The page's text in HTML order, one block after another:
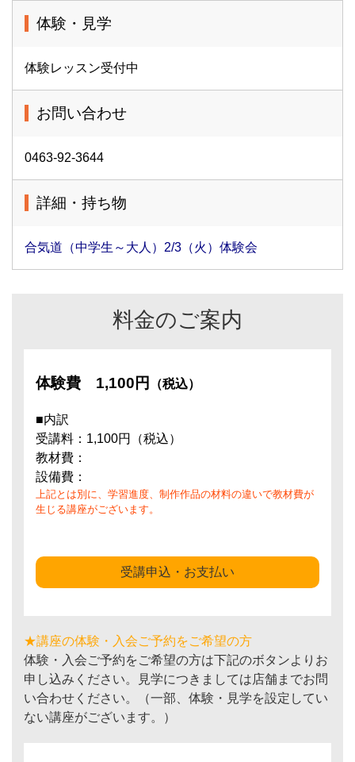
体験・見学
体験レッスン受付中
お問い合わせ
0463-92-3644
詳細・持ち物
合気道（中学生～大人）2/3（火）体験会
料金のご案内
体験費 1,100円 （税込）
■内訳
受講料：1,100円（税込）
教材費：
設備費：
上記とは別に、学習進度、制作作品の材料の違いで教材費が
生じる講座がございます。
受講申込・お支払い
★講座の体験・入会ご予約をご希望の方
体験・入会ご予約をご希望の方は下記のボタンよりお
申し込みください。見学につきましては店舗までお問
い合わせください。（一部、体験・見学を設定してい
ない講座がございます。）